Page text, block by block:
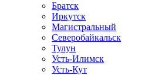
Братск
Иркутск
Магистральный
Северобайкальск
Тулун
Усть-Илимск
Усть-Кут